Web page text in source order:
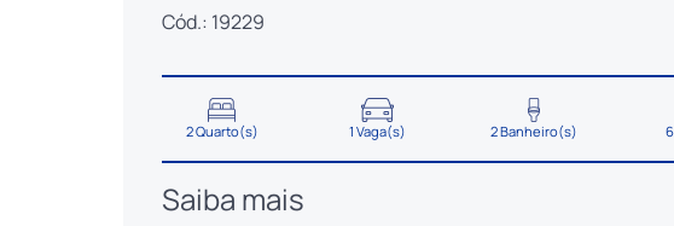
Cód.: 19229
2 Quarto(s) 1 Vaga(s) 2 Banheiro(s)
Saiba mais